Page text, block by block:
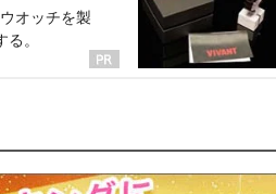
オッチを製
。